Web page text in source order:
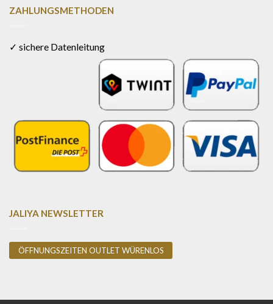
ZAHLUNGSMETHODEN
✓ sichere Datenleitung
JALIYA NEWSLETTER
ÖFFNUNGSZEITEN OUTLET WÜRENLOS